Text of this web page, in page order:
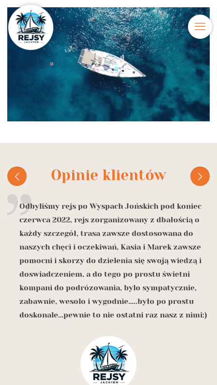
Opinie klientów
Odbyliśmy rejs po Wyspach Jońskich pod koniec
czerwca 2022, rejs zorganizowany z dbałością o
każdy szczegół, trasa zawsze dostosowana do
naszych chęci i oczekiwań, Kasia i Marek zawsze
pomocni i skorzy do dzielenia się swoją wiedzą i
doswiadczeniem, a do tego po prostu świetni
kompani do podrózowania, bylo sympatycznie,
zabawnie, wesolo i wygodnie…..było po prostu
doskonale…pewnie to nie ostatni raz nasz z nimi:)